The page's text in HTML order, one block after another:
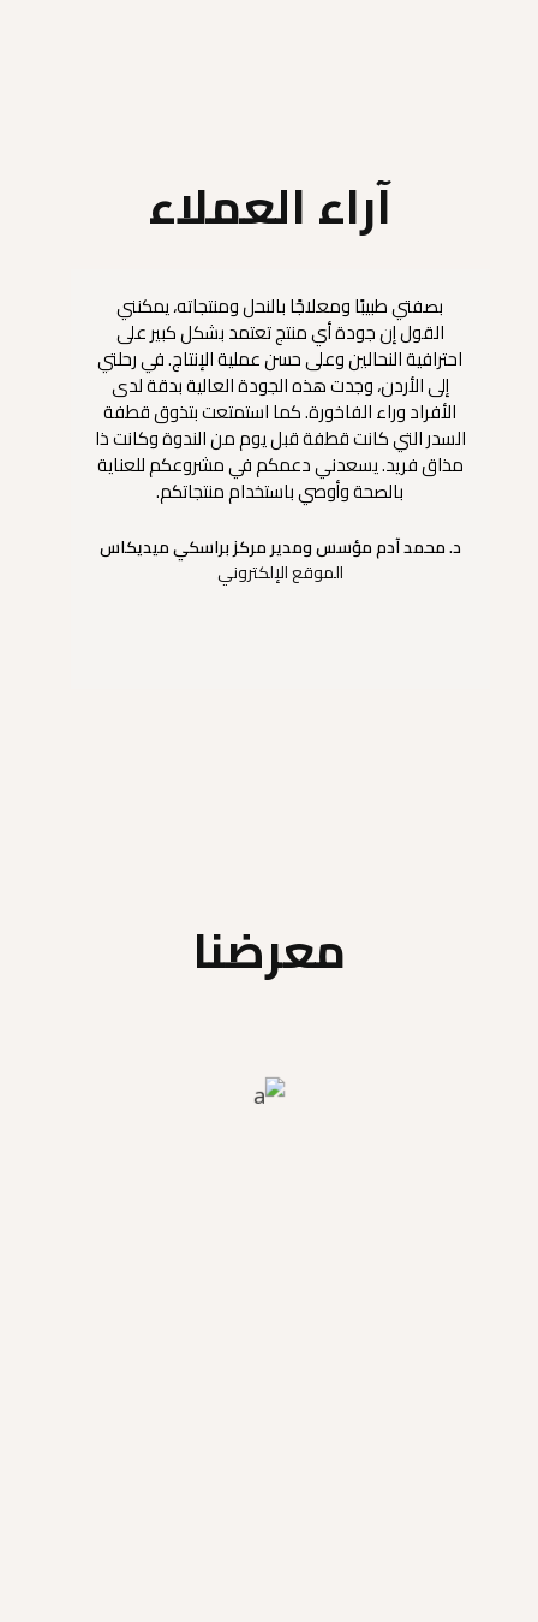
آراء العملاء
بصفتي طبيبًا ومعلاجًا بالنحل ومنتجاته، يمكنني
القول إن جودة أي منتج تعتمد بشكل كبير على
احترافية النحالين وعلى حسن عملية الإنتاج. في رحلتي
إلى الأردن، وجدت هذه الجودة العالية بدقة لدى
الأفراد وراء الفاخورة. كما استمتعت بتذوق قطفة
السدر التي كانت قطفة قبل يوم من الندوة وكانت ذا
مذاق فريد. يسعدني دعمكم في مشروعكم للعناية
بالصحة وأوصي باستخدام منتجاتكم.
د. محمد آدم مؤسس ومدير مركز براسكي ميديكاس
الموقع الإلكتروني
معرضنا